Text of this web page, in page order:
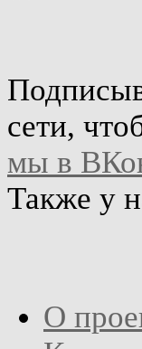
сети,
мы в
Также у
О